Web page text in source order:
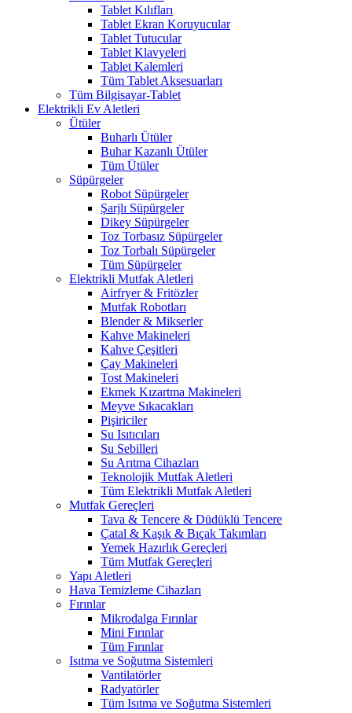
Tablet Kılıfları
Tablet Ekran Koruyucular
Tablet Tutucular
Tablet Klavyeleri
Tablet Kalemleri
Tüm Tablet Aksesuarları
Tüm Bilgisayar-Tablet
Elektrikli Ev Aletleri
Ütüler
Buharlı Ütüler
Buhar Kazanlı Ütüler
Tüm Ütüler
Süpürgeler
Robot Süpürgeler
Şarjlı Süpürgeler
Dikey Süpürgeler
Toz Torbasız Süpürgeler
Toz Torbalı Süpürgeler
Tüm Süpürgeler
Elektrikli Mutfak Aletleri
Airfryer & Fritözler
Mutfak Robotları
Blender & Mikserler
Kahve Makineleri
Kahve Çeşitleri
Çay Makineleri
Tost Makineleri
Ekmek Kızartma Makineleri
Meyve Sıkacakları
Pişiriciler
Su Isıtıcıları
Su Sebilleri
Su Arıtma Cihazları
Teknolojik Mutfak Aletleri
Tüm Elektrikli Mutfak Aletleri
Mutfak Gereçleri
Tava & Tencere & Düdüklü Tencere
Çatal & Kaşık & Bıçak Takımları
Yemek Hazırlık Gereçleri
Tüm Mutfak Gereçleri
Yapı Aletleri
Hava Temizleme Cihazları
Fırınlar
Mikrodalga Fırınlar
Mini Fırınlar
Tüm Fırınlar
Isıtma ve Soğutma Sistemleri
Vantilatörler
Radyatörler
Tüm Isıtma ve Soğutma Sistemleri